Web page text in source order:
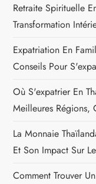
Retraite Spirituelle
Transformation
Expatriation En
Conseils Pour
Où S'expatrier En
Meilleures Régions,
La Monnaie
Et Son Impact Sur
Comment Trouver